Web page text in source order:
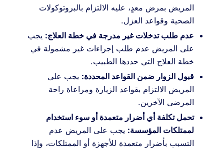
المريض بمرض معدٍ، عليه الالتزام بالبروتوكولات
الصحية وقواعد العزل.
عدم طلب تدخلات غير مدرجة في خطة العلاج: يجب
على المريض عدم طلب إجراءات غير مشمولة في
خطة العلاج التي حددها الطبيب.
قبول الزوار ضمن القواعد المحددة: يجب على
المريض الالتزام بقواعد الزيارة ومراعاة راحة
المرضى الآخرين.
تحمل تكلفة أي أضرار متعمدة أو سوء استخدام
لممتلكات المؤسسة: يجب على المريض عدم
التسبب بأضرار متعمدة للأجهزة أو الممتلكات، وإذا